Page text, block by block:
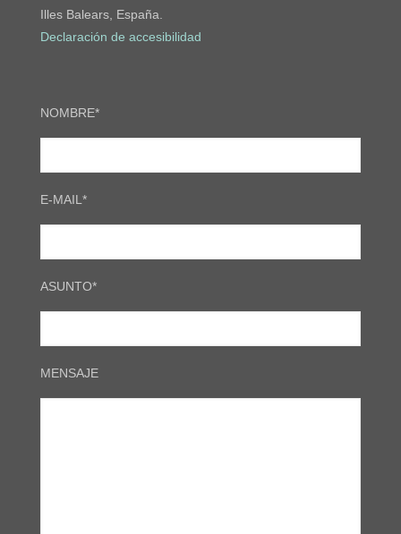
Illes Balears, España.
Declaración de accesibilidad
NOMBRE*
E-MAIL*
ASUNTO*
MENSAJE